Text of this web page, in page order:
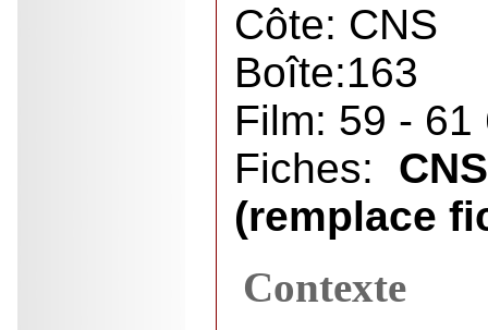
Côte: CNS
Boîte:163
Film: 59 - 61
Fiches:
(remplace
Contexte